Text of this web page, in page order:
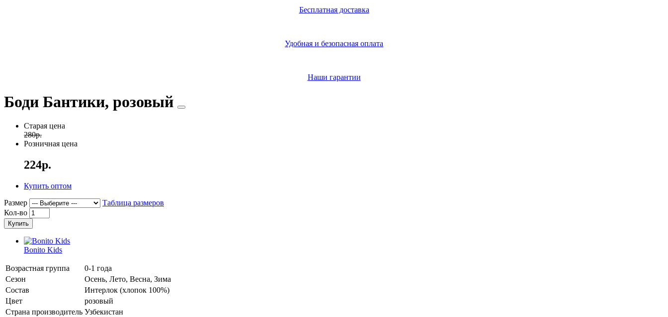
Бесплатная доставка
Удобная и безопасная оплата
Наши гарантии
Боди Бантики, розовый
Старая цена
280р.
Розничная цена
224р.
Купить оптом
Размер
Таблица размеров
Кол-во
Купить
Bonito Kids
Возрастная группа
0-1 года
Сезон
Осень, Лето, Весна, Зима
Состав
Интерлок (хлопок 100%)
Цвет
розовый
Страна производитель Узбекистан